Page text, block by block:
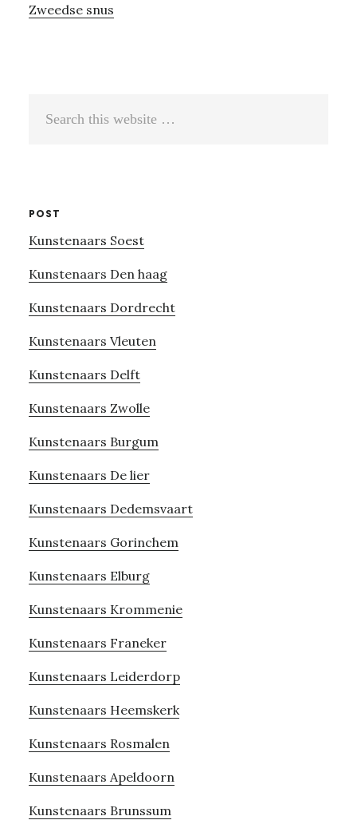
Zweedse snus
POST
Kunstenaars Soest
Kunstenaars Den haag
Kunstenaars Dordrecht
Kunstenaars Vleuten
Kunstenaars Delft
Kunstenaars Zwolle
Kunstenaars Burgum
Kunstenaars De lier
Kunstenaars Dedemsvaart
Kunstenaars Gorinchem
Kunstenaars Elburg
Kunstenaars Krommenie
Kunstenaars Franeker
Kunstenaars Leiderdorp
Kunstenaars Heemskerk
Kunstenaars Rosmalen
Kunstenaars Apeldoorn
Kunstenaars Brunssum